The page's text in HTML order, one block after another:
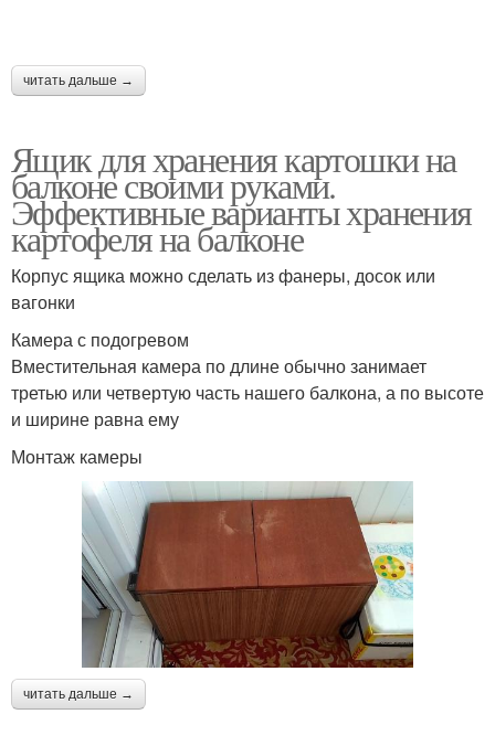
читать дальше →
Ящик для хранения картошки на
балконе своими руками.
Эффективные варианты хранения
картофеля на балконе
Корпус ящика можно сделать из фанеры, досок или
вагонки
Камера с подогревом
Вместительная камера по длине обычно занимает
третью или четвертую часть нашего балкона, а по высоте
и ширине равна ему
Монтаж камеры
читать дальше →